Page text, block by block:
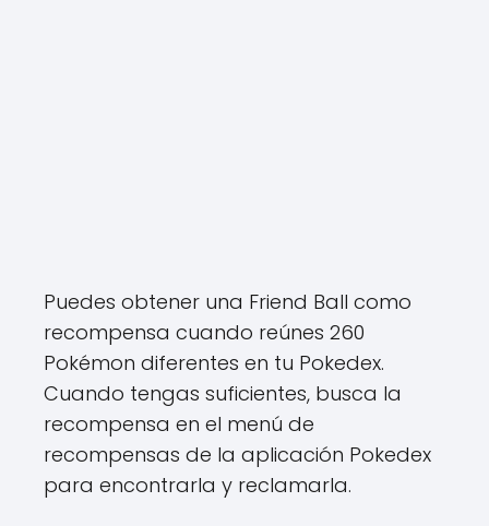
Puedes obtener una Friend Ball como
recompensa cuando reúnes 260
Pokémon diferentes en tu Pokedex.
Cuando tengas suficientes, busca la
recompensa en el menú de
recompensas de la aplicación Pokedex
para encontrarla y reclamarla.